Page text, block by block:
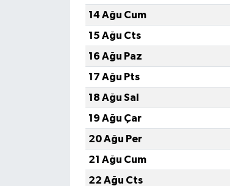
14 Ağu Cum
15 Ağu Cts
16 Ağu Paz
17 Ağu Pts
18 Ağu Sal
19 Ağu Çar
20 Ağu Per
21 Ağu Cum
22 Ağu Cts